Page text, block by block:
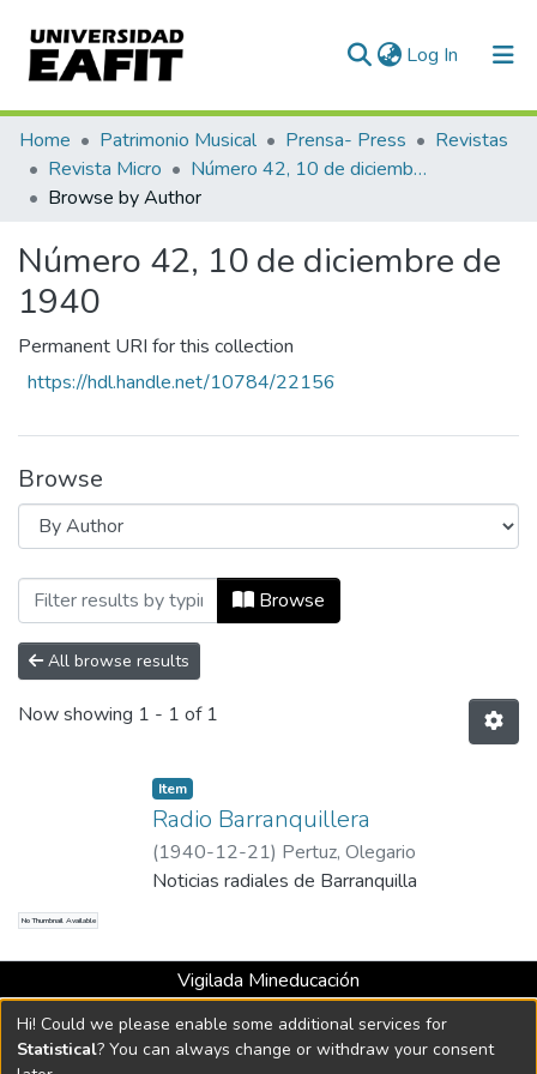
Log In (current)
Communities & Collections
All of DSpace
Home Patrimonio Musical Prensa- Press
Revistas
Revista Micro
Número 42, 10 de diciembre de 1940
Browse by Author
Número 42, 10 de diciembre de
1940
Permanent URI for this collection
https://hdl.handle.net/10784/22156
Browse
Browsing Número 42, 10 de diciembre
Browse
All browse results
Now showing 1 - 1 of 1
No Thumbnail Available
Item
Radio Barranquillera
(1940-12-21) Pertuz, Olegario
Noticias radiales de Barranquilla
Vigilada Mineducación
Universidad con Acreditación Institucional hasta 2026 -
Resolución MEN 2158 de 2018
Hi! Could we please enable some additional services for
Statistical? You can always change or withdraw your consent